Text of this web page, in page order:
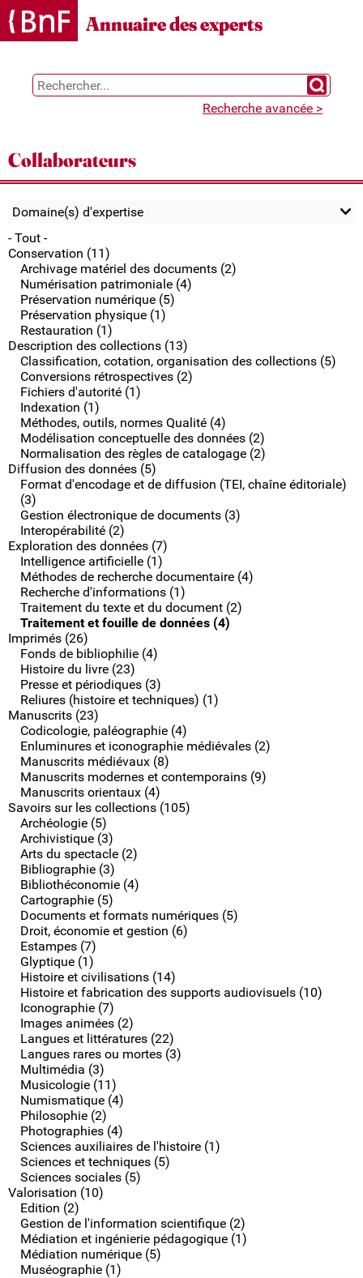
Gestion des cookies
Annuaire des experts
Chercher
Recherche avancée >
Collaborateurs
Domaine(s) d'expertise
- Tout -
Conservation (11)
Archivage matériel des documents (2)
Numérisation patrimoniale (4)
Préservation numérique (5)
Préservation physique (1)
Restauration (1)
Description des collections (13)
Classification, cotation, organisation des collections (5)
Conversions rétrospectives (2)
Fichiers d'autorité (1)
Indexation (1)
Méthodes, outils, normes Qualité (4)
Modélisation conceptuelle des données (2)
Normalisation des règles de catalogage (2)
Diffusion des données (5)
Format d'encodage et de diffusion (TEI, chaîne éditoriale)
(3)
Gestion électronique de documents (3)
Interopérabilité (2)
Exploration des données (7)
Intelligence artificielle (1)
Méthodes de recherche documentaire (4)
Recherche d'informations (1)
Traitement du texte et du document (2)
Traitement et fouille de données (4)
Imprimés (26)
Fonds de bibliophilie (4)
Histoire du livre (23)
Presse et périodiques (3)
Reliures (histoire et techniques) (1)
Manuscrits (23)
Codicologie, paléographie (4)
Enluminures et iconographie médiévales (2)
Manuscrits médiévaux (8)
Manuscrits modernes et contemporains (9)
Manuscrits orientaux (4)
Savoirs sur les collections (105)
Archéologie (5)
Archivistique (3)
Arts du spectacle (2)
Bibliographie (3)
Bibliothéconomie (4)
Cartographie (5)
Documents et formats numériques (5)
Droit, économie et gestion (6)
Estampes (7)
Glyptique (1)
Histoire et civilisations (14)
Histoire et fabrication des supports audiovisuels (10)
Iconographie (7)
Images animées (2)
Langues et littératures (22)
Langues rares ou mortes (3)
Multimédia (3)
Musicologie (11)
Numismatique (4)
Philosophie (2)
Photographies (4)
Sciences auxiliaires de l'histoire (1)
Sciences et techniques (5)
Sciences sociales (5)
Valorisation (10)
Edition (2)
Gestion de l'information scientifique (2)
Médiation et ingénierie pédagogique (1)
Médiation numérique (5)
Muséographie (1)